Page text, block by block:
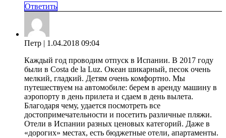
Ответить
Петр
| 1.04.2018 09:04
Каждый год проводим отпуск в Испании. В 2017 году
были в Costa de la Luz. Океан шикарный, песок очень
мелкий, гладкий. Детям очень комфортно. Мы
путешествуем на автомобиле: берем в аренду машину в
аэропорту в день прилета и сдаем в день вылета.
Благодаря чему, удается посмотреть все
достопримечательности и посетить различные пляжи.
Отели в Испании разных ценовых категорий. Даже в
«дорогих» местах, есть бюджетные отели, апартаменты.